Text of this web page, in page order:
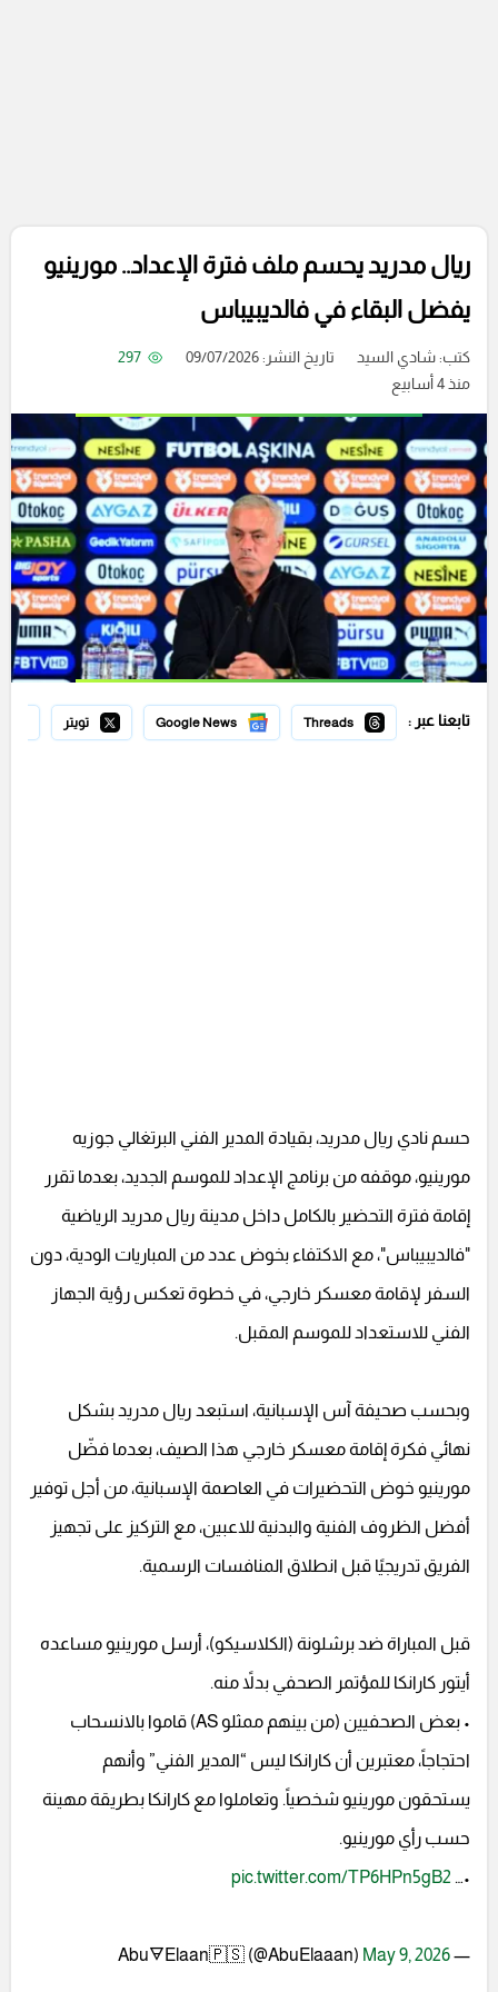
ريال مدريد يحسم ملف فترة الإعداد.. مورينيو
يفضل البقاء في فالديبيباس
كتب:شادي السيد تاريخ النشر: 09/07/2026
297
منذ 4 أسابيع
تابعنا عبر : Threads
Google News تويتر
حسم نادي ريال مدريد، بقيادة المدير الفني البرتغالي جوزيه
مورينيو، موقفه من برنامج الإعداد للموسم الجديد، بعدما تقرر
إقامة فترة التحضير بالكامل داخل مدينة ريال مدريد الرياضية
"فالديبيباس"، مع الاكتفاء بخوض عدد من المباريات الودية، دون
السفر لإقامة معسكر خارجي، في خطوة تعكس رؤية الجهاز
الفني للاستعداد للموسم المقبل.
وبحسب صحيفة آس الإسبانية، استبعد ريال مدريد بشكل
نهائي فكرة إقامة معسكر خارجي هذا الصيف، بعدما فضّل
مورينيو خوض التحضيرات في العاصمة الإسبانية، من أجل توفير
أفضل الظروف الفنية والبدنية للاعبين، مع التركيز على تجهيز
الفريق تدريجيًا قبل انطلاق المنافسات الرسمية.
قبل المباراة ضد برشلونة (الكلاسيكو)، أرسل مورينيو مساعده
أيتور كارانكا للمؤتمر الصحفي بدلاً منه.
• بعض الصحفيين (من بينهم ممثلو AS) قاموا بالانسحاب
احتجاجاً، معتبرين أن كارانكا ليس “المدير الفني” وأنهم
يستحقون مورينيو شخصياً. وتعاملوا مع كارانكا بطريقة مهينة
حسب رأي مورينيو.
•…
pic.twitter.com/TP6HPn5gB2
— Abu🜃Elaan🇵🇸 (@AbuElaaan)
May 9, 2026